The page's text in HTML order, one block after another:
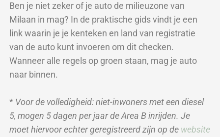
Ben je niet zeker of je auto de milieuzone van
Milaan in mag? In de praktische gids vindt je een
link waarin je je kenteken en land van registratie
van de auto kunt invoeren om dit checken.
Wanneer alle regels op groen staan, mag je auto
naar binnen.
* Voor de volledigheid: niet-inwoners met een diesel
5, mogen 5 dagen per jaar de Area B inrijden. Je
moet hiervoor echter geregistreerd zijn op de website